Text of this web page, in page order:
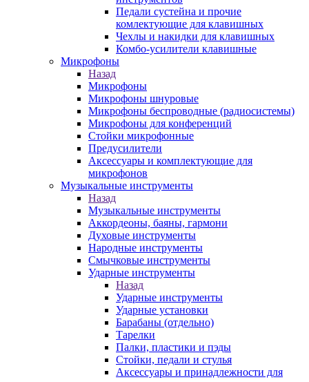
Педали сустейна и прочие
комлектующие для клавишных
Чехлы и накидки для клавишных
Комбо-усилители клавишные
Микрофоны
Назад
Микрофоны
Микрофоны шнуровые
Микрофоны беспроводные (радиосистемы)
Микрофоны для конференций
Стойки микрофонные
Предусилители
Аксессуары и комплектующие для
микрофонов
Музыкальные инструменты
Назад
Музыкальные инструменты
Аккордеоны, баяны, гармони
Духовые инструменты
Народные инструменты
Смычковые инструменты
Ударные инструменты
Назад
Ударные инструменты
Ударные установки
Барабаны (отдельно)
Тарелки
Палки, пластики и пэды
Стойки, педали и стулья
Аксессуары и принадлежности для